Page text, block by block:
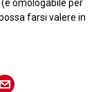
omologabile per
farsi valere in